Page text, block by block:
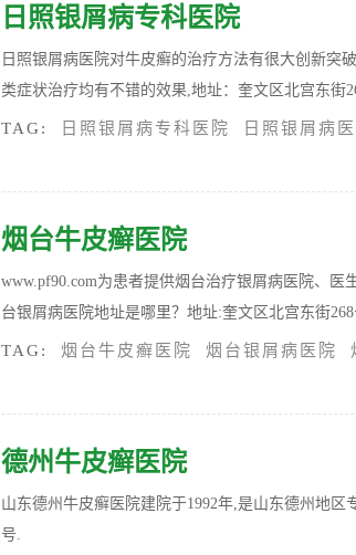
日照银屑病专科医院
日照银屑病医院对牛皮癣的治疗方法有很大创新突
类症状治疗均有不错的效果,地址：奎文区北宫东街
TAG: 日照银屑病专科医院 日照银屑病
烟台牛皮癣医院
www.pf90.com为患者提供烟台治疗银屑病医院、
台银屑病医院地址是哪里？地址:奎文区北宫东街268
TAG: 烟台牛皮癣医院 烟台银屑病医院
德州牛皮癣医院
山东德州牛皮癣医院建院于1992年,是山东德州地
号.